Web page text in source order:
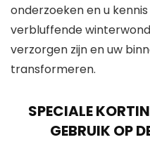
onderzoeken en u
verbluffende
verzorgen zijn en uw
transformeren.
SPECIALE
GEBRUIK OP